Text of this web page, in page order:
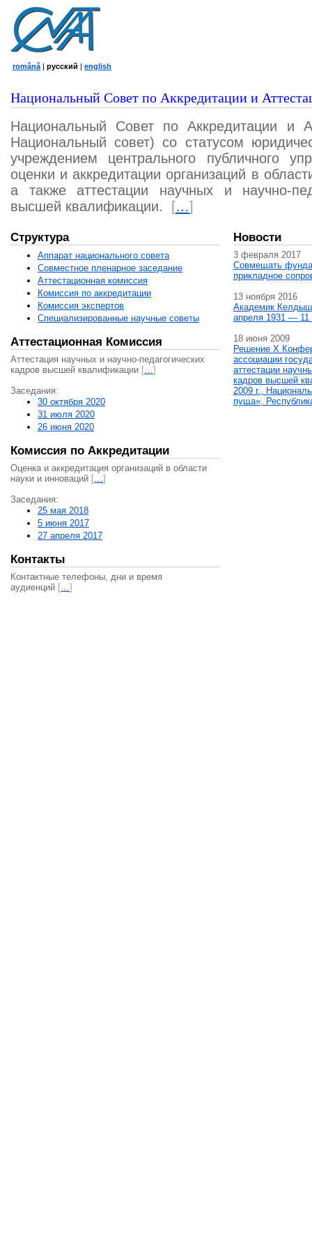
română | русский | english
Национальный Совет по Аккредитации и
Национальный Совет по Аккредитации и
Национальный совет) со статусом
учреждением центрального публичного
оценки и аккредитации организаций в
а также аттестации научных и научно-
высшей квалификации.
[…]
Структура
Аппарат национального совета
Совместное пленарное заседание
Аттестационная комисcия
Комиссия по аккредитации
Комиссия экспертов
Специализированные научные советы
Аттестационная Комиссия
Аттестация научных и научно-педагогических
кадров высшей квалификации […]
Заседания:
30 октября 2020
31 июля 2020
26 июня 2020
Комиссия по Аккредитации
Оценка и аккредитация организаций в области
науки и инноваций […]
Заседания:
25 мая 2018
5 июня 2017
27 апреля 2017
Контакты
Контактные телефоны, дни и время
аудиенций […]
Новости
3 февраля 2017
Совмещать
прикладное
13 ноября 2016
Академик
апреля 1931 — 11
18 июня 2009
Решение X
ассоциации
аттестации
кадров высшей
2009 г.,
пуща»,